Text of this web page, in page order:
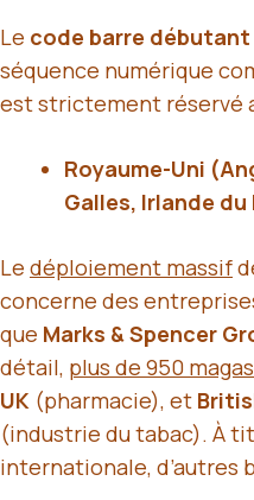
Le code barre débutant
séquence numérique
est strictement réservé
Royaume-Uni
Galles, Irlande du
Le déploiement massif
concerne des
que Marks & Spencer
détail, plus de 950
UK (pharmacie), et
(industrie du tabac). À
internationale, d’autres